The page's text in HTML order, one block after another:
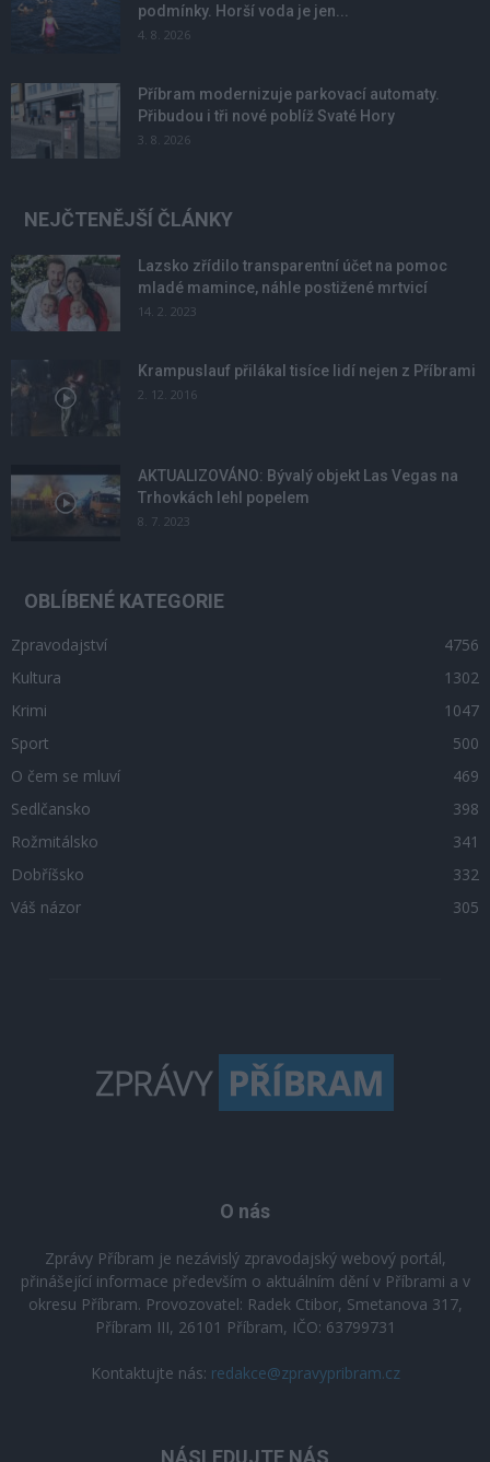
podmínky. Horší voda je jen...
4. 8. 2026
Příbram modernizuje parkovací automaty.
Přibudou i tři nové poblíž Svaté Hory
3. 8. 2026
NEJČTENĚJŠÍ ČLÁNKY
Lazsko zřídilo transparentní účet na pomoc
mladé mamince, náhle postižené mrtvicí
14. 2. 2023
Krampuslauf přilákal tisíce lidí nejen z Příbrami
2. 12. 2016
AKTUALIZOVÁNO: Bývalý objekt Las Vegas na
Trhovkách lehl popelem
8. 7. 2023
OBLÍBENÉ KATEGORIE
Zpravodajství
4756
Kultura
1302
Krimi
1047
Sport
500
O čem se mluví
469
Sedlčansko
398
Rožmitálsko
341
Dobříšsko
332
Váš názor
305
O nás
Zprávy Příbram je nezávislý zpravodajský webový portál,
přinášející informace především o aktuálním dění v Příbrami a v
okresu Příbram. Provozovatel: Radek Ctibor, Smetanova 317,
Příbram III, 26101 Příbram, IČO: 63799731
Kontaktujte nás: redakce@zpravypribram.cz
NÁSLEDUJTE NÁS